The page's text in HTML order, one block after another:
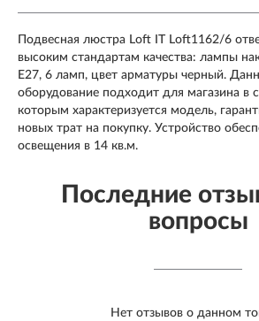
Подвесная люстра Loft IT Loft1162/6
высоким стандартам качества: лампы
E27, 6 ламп, цвет арматуры черный.
оборудование подходит для магазина в
которым характеризуется модель,
новых трат на покупку. Устройство
освещения в 14 кв.м.
Последние
вопросы
Нет отзывов о данном